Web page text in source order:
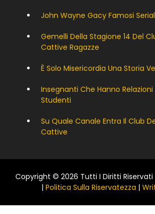
John Wayne Gacy Famosi
Gemelli Della Stagione 14 Del
Cattive Ragazze
È Solo Misericordia Una Storia
Insegnanti Che Hanno Relazioni
Studenti
Su Quale Canale Entra Il Club
Cattive
Copyright © 2026 Tutti I Diritti Riservati
| Politica Sulla Riservatezza |